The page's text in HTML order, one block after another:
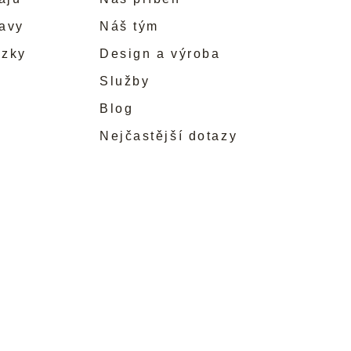
Náš tým
Design a výroba
Služby
Blog
Nejčastější dotazy